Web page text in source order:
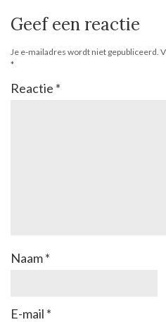
Geef een reactie
Je e-mailadres wordt niet gepubliceerd.
*
Reactie *
Naam*
E-mail *